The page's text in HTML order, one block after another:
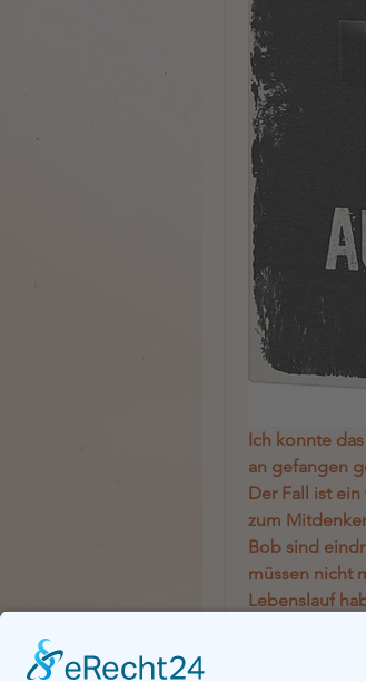
Ich konnte
an gefangen
Der Fall ist
zum
Bob sind
müssen nicht
Lebenslauf